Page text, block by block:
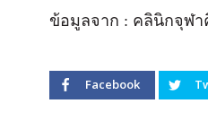
ข้อมูลจาก : คลินิกจุฬ
Facebook